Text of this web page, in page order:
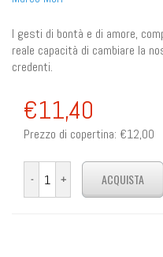
I gesti di bontà e di amore,
reale capacità di cambiare la
credenti.
€11,40
Prezzo di copertina: €12,00